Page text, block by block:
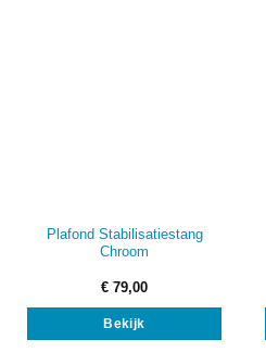
Plafond Stabilisatiestang
Chroom
€ 79,00
Bekijk